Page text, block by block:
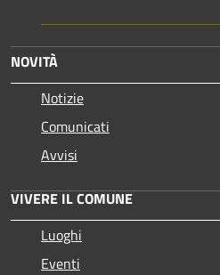
NOVITÀ
Notizie
Comunicati
Avvisi
VIVERE IL COMUNE
Luoghi
Eventi